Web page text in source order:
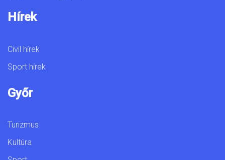
Hírek
Civil hírek
Sport hírek
Győr
Turizmus
Kultúra